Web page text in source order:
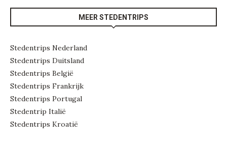
MEER STEDENTRIPS
Stedentrips Nederland
Stedentrips Duitsland
Stedentrips België
Stedentrips Frankrijk
Stedentrips Portugal
Stedentrip Italië
Stedentrips Kroatië